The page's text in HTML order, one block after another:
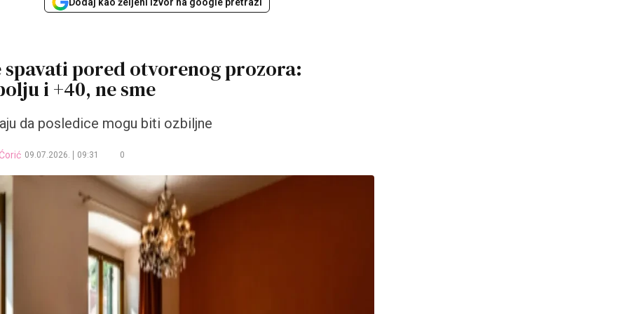
spavati pored otvorenog prozora:
i +40, ne sme
da posledice mogu biti ozbiljne
09.07.2026. 09:31 0